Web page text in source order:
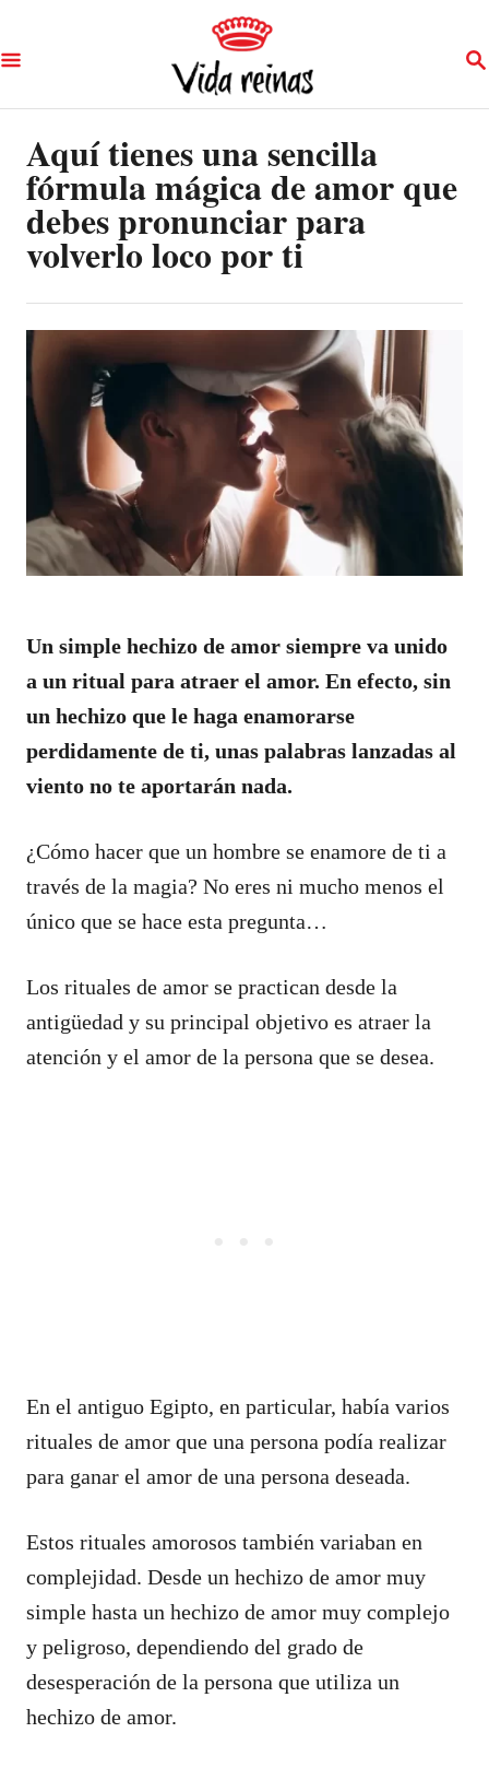
k
i
S
Aquí tienes una sencilla
fórmula mágica de amor que
debes pronunciar para
volverlo loco por ti
Un simple hechizo de amor siempre va unido
a un ritual para atraer el amor. En efecto, sin
un hechizo que le haga enamorarse
perdidamente de ti, unas palabras lanzadas al
viento no te aportarán nada.
¿Cómo hacer que un hombre se enamore de ti a
través de la magia? No eres ni mucho menos el
único que se hace esta pregunta…
Los rituales de amor se practican desde la
antigüedad y su principal objetivo es atraer la
atención y el amor de la persona que se desea.
En el antiguo Egipto, en particular, había varios
rituales de amor que una persona podía realizar
para ganar el amor de una persona deseada.
Estos rituales amorosos también variaban en
complejidad. Desde un hechizo de amor muy
simple hasta un hechizo de amor muy complejo
y peligroso, dependiendo del grado de
desesperación de la persona que utiliza un
hechizo de amor.